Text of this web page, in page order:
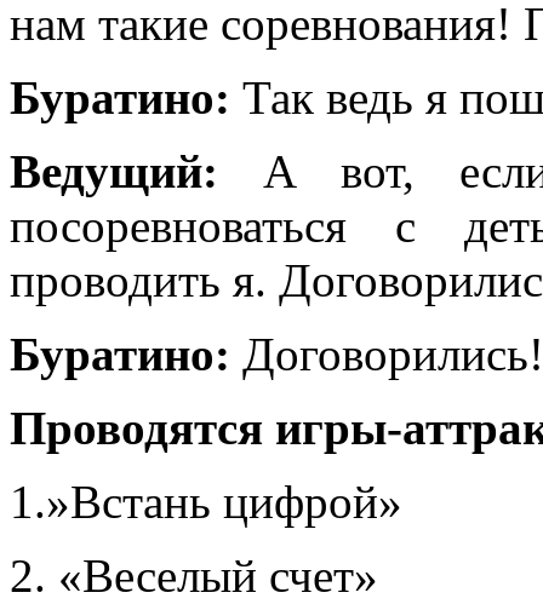
нам такие соревнования!
Буратино: Так ведь я
Ведущий: А вот, если
посоревноваться с
проводить я.
Буратино:
Проводятся игры-
1.»Встань цифрой»
2. «Веселый счет»